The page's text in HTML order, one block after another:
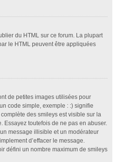
du HTML sur ce forum. La plupart
le HTML peuvent être appliquées
de petites images utilisées pour
code simple, exemple : :) signifie
des smileys est visible sur la
Essayez toutefois de ne pas en abuser.
message illisible et un modérateur
d’effacer le message.
défini un nombre maximum de smileys